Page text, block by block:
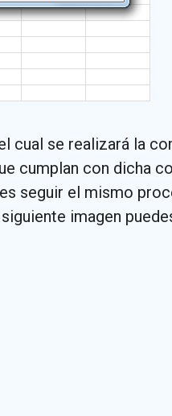
se realizará la
cumplan con dicha
seguir el mismo
imagen